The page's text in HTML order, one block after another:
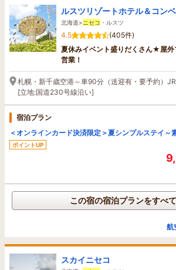
ルスツリゾートホテル＆コン
北海道> ニセコ ・ルスツ
4.5
(405件)
夏休みイベント盛りだくさん★屋
営業！
札幌・新千歳空港～車90分（送迎有・要予約）JR
[立地:国道230号線沿い]
宿泊プラン
＜オンラインカード決済限定＞夏シンプルステイ
ポイントUP
この宿の宿泊プランをすべ
航
スカイニセコ